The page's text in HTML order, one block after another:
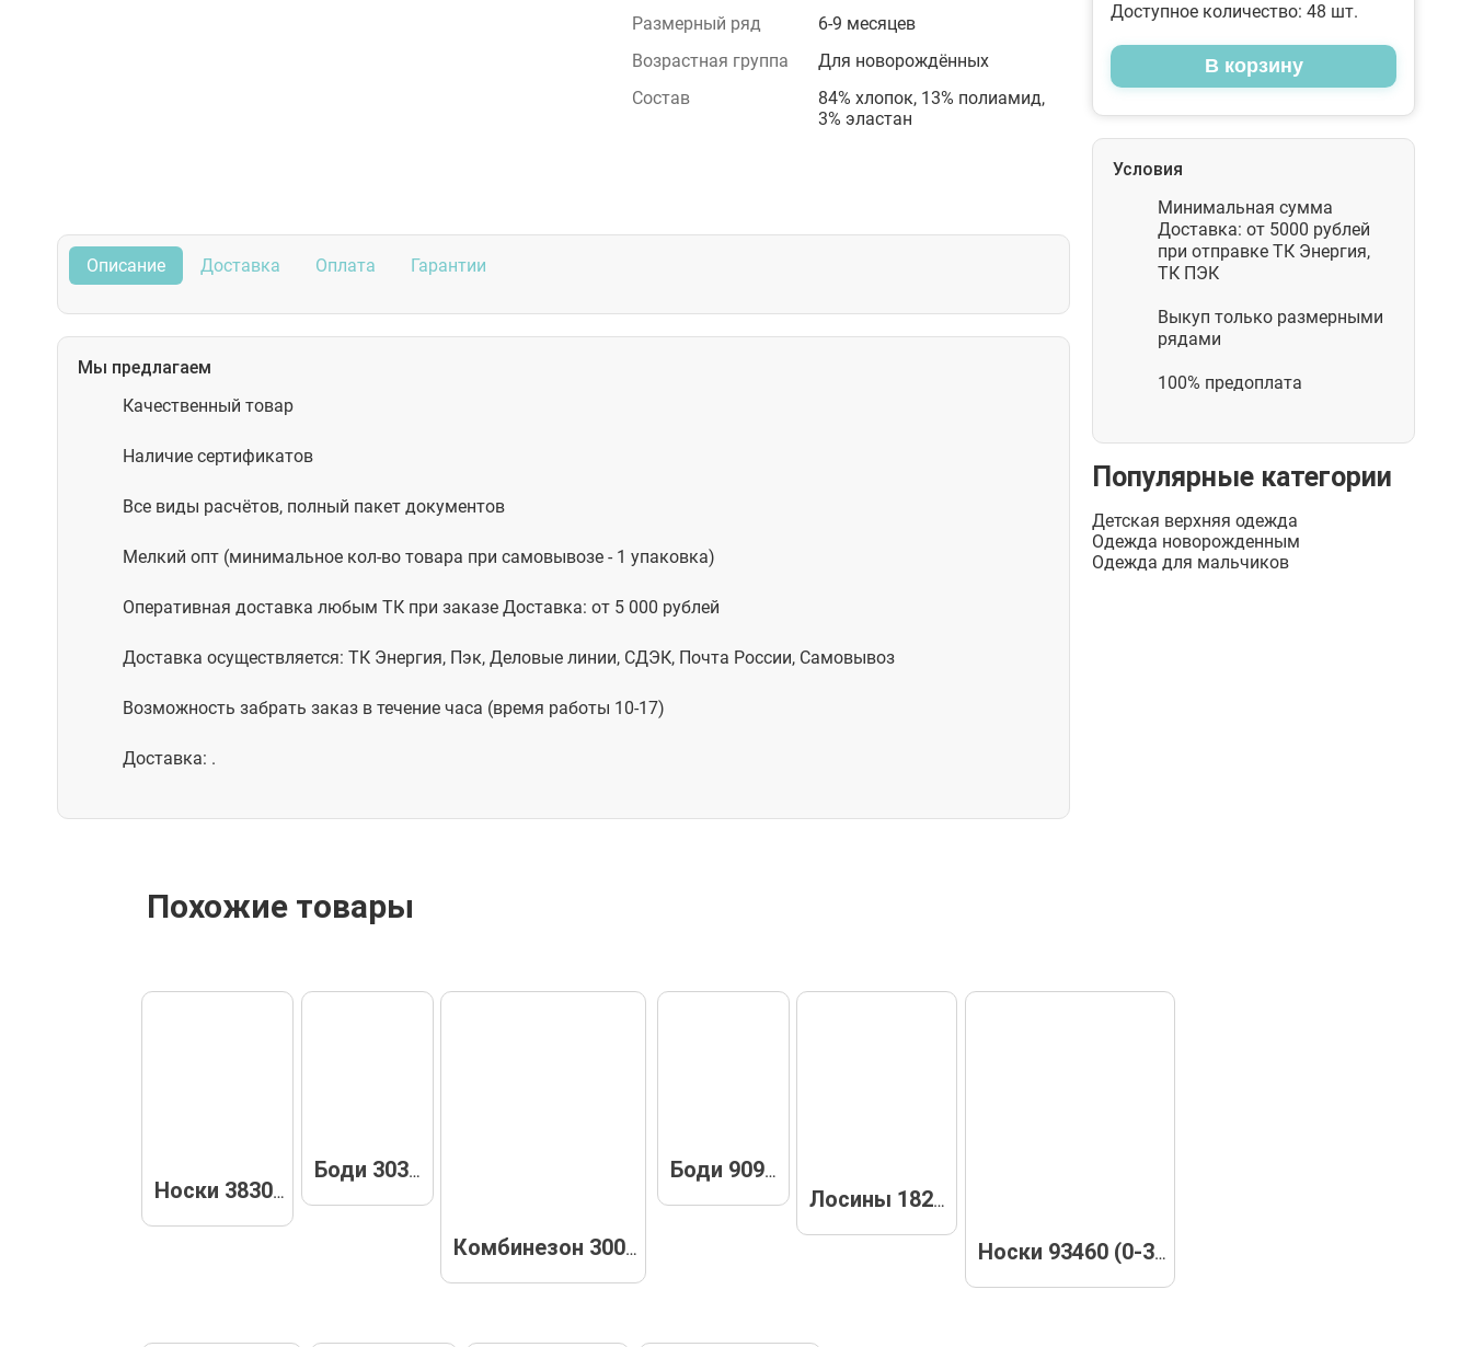
Размерный ряд
6-9 месяцев
Возрастная группа
Для новорождённых
Состав
84% хлопок, 13% полиамид,
3% эластан
Доступное количество: 48 шт.
В корзину
Условия
Минимальная сумма
Доставка: от 5000 рублей
при отправке ТК Энергия,
ТК ПЭК
Выкуп только размерными
рядами
100% предоплата
Популярные категории
Детская верхняя одежда
Одежда новорожденным
Одежда для мальчиков
Описание Доставка Оплата Гарантии
Мы предлагаем
Качественный товар
Наличие сертификатов
Все виды расчётов, полный пакет документов
Мелкий опт (минимальное кол-во товара при самовывозе - 1 упаковка)
Оперативная доставка любым ТК при заказе Доставка: от 5 000 рублей
Доставка осуществляется: ТК Энергия, Пэк, Деловые линии, СДЭК, Почта России, Самовывоз
Возможность забрать заказ в течение часа (время работы 10-17)
Доставка: .
Похожие товары
Носки 3830-2
Боди 30362
Комбинезон 30056
Боди 90903
Лосины 18209
Носки 93460 (0-3м)